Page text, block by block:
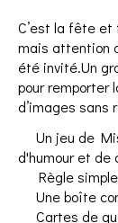
C’est la fête et
mais attention
été invité.Un
pour remporter
d’images
Un jeu de
d'humour et de
Règle
Une boîte
Cartes de